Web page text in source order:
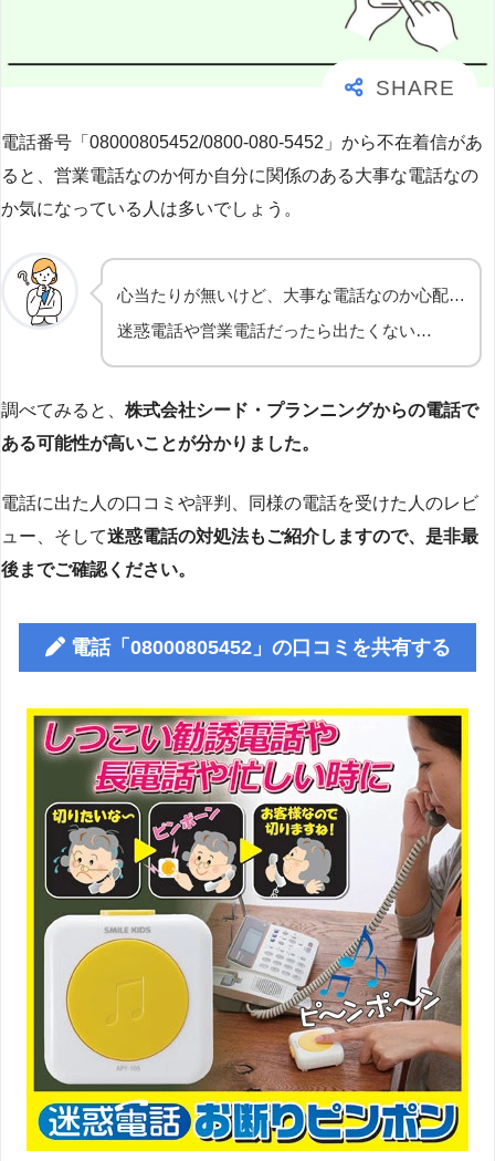
電話番号「08000805452/0800-080-5452」から不在着信があ
ると、営業電話なのか何か自分に関係のある大事な電話なの
か気になっている人は多いでしょう。
心当たりが無いけど、大事な電話なのか心配…
迷惑電話や営業電話だったら出たくない…
調べてみると、 株式会社シード・プランニングからの電話で
ある可能性が高いことが分かりました。
電話に出た人の口コミや評判、同様の電話を受けた人のレビ
ュー、そして迷惑電話の対処法もご紹介しますので、是非最
後までご確認ください。
電話「08000805452」の口コミを共有する